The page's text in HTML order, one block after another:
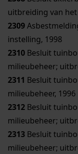
uitbreiding van
2309
instelling, 1998
2310 Besluit
milieubeheer;
2311 Besluit
milieubeheer, 1996
2312 Besluit
milieubeheer;
2313 Besluit
milieubeheer;